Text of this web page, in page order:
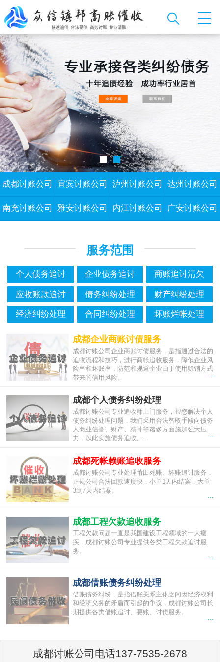
成都讨账公司 宜宾讨账公司 泸州讨账公司 达州讨账公司
南充讨账公司 雅安讨账公司 内江讨账公司 广安讨账公司
服务范围
个人债务追讨 企业债务追讨 商账追讨清欠
应收账款追讨 债务纠纷处理 财产纠纷处理
经济纠纷处理 合同纠纷处理 坏账烂帐处理
成都企业商账讨债服务
成都讨账公司企业商账讨债服务，是指通过合法的
追收流程和技巧，进行商帐追收服务，降低企业风
险率和坏账率，防范和规避企业由于使用赊销方式
带来的信用风险。
...
成都个人债务纠纷处理
成都讨账公司专业追收师上门服务，帮您解决个人
债务纠纷处理问题，我们采用合法智取手段向债务
人商业信誉、财产、精神等诸多方面施加强大压
力，以此实施债务追收。…
成都死帐赖账追收服务
成都讨账公司专业处理莆田死账、坏账追讨服务，
正规公司合法回款速度快，小单1天内结案，大单
3到7天内结案。
...
成都工程欠款追收服务
工程欠款问题一直是我国建设工程领域的一大痼
疾，成都讨账公司专业提供各类工程欠款追讨服
务。
成都借账债务纠纷处理
借账债务纠纷，是指借账关系主体之间因经济权利
和经济义务的矛盾而引起的争议，成都讨账公司长
期提供各类借账追讨、要账、讨债服务。
...
成都讨账公司电话137-7535-2678